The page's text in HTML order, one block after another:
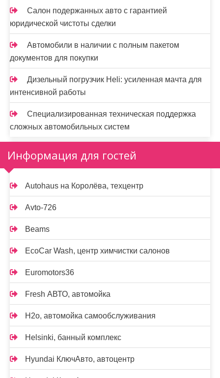
Салон подержанных авто с гарантией
юридической чистоты сделки
Автомобили в наличии с полным пакетом
документов для покупки
Дизельный погрузчик Heli: усиленная мачта для
интенсивной работы
Специализированная техническая поддержка
сложных автомобильных систем
Информация для гостей
Autohaus на Королёва, техцентр
Avto-726
Beams
EcoCar Wash, центр химчистки салонов
Euromotors36
Fresh АВТО, автомойка
H2o, автомойка самообслуживания
Helsinki, банный комплекс
Hyundai КлючАвто, автоцентр